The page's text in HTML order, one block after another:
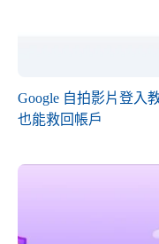
Google 自拍影片登入
也能救回帳戶